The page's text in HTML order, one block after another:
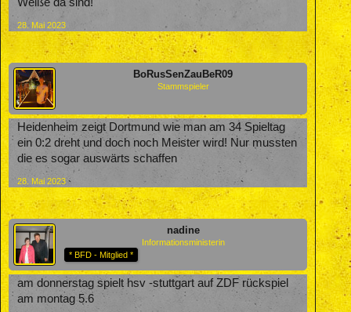
28. Mai 2023
BoRusSenZauBeR09
Stammspieler
Heidenheim zeigt Dortmund wie man am 34 Spieltag
ein 0:2 dreht und doch noch Meister wird! Nur mussten
die es sogar auswärts schaffen
28. Mai 2023
nadine
Informationsministerin
* BFD - Mitglied *
am donnerstag spielt hsv -stuttgart auf ZDF rückspiel
am montag 5.6